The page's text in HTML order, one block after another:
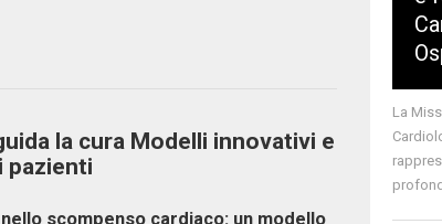
la cura Modelli innovativi e
pazienti
scompenso cardiaco: un modello
La